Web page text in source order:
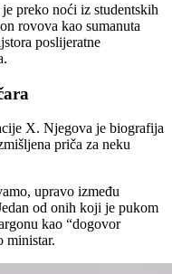
preko noći iz studentskih
rovova kao sumanuta
poslijeratne
X. Njegova je biografija
priča za neku
upravo između
od onih koji je pukom
kao “dogovor
ministar.